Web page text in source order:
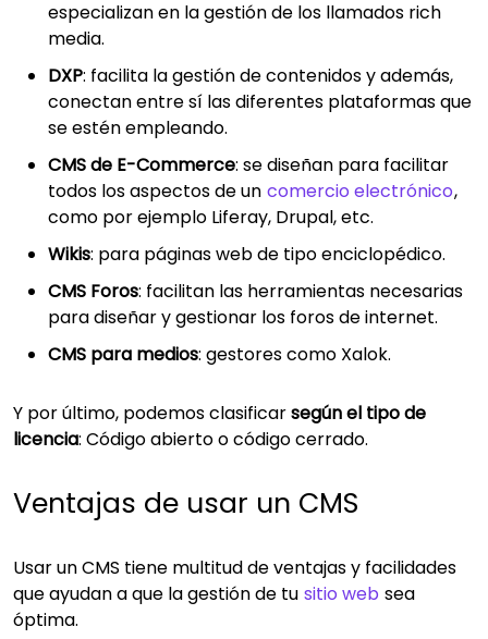
especializan en la gestión de los llamados rich
media.
DXP: facilita la gestión de contenidos y además,
conectan entre sí las diferentes plataformas que
se estén empleando.
CMS de E-Commerce: se diseñan para facilitar
todos los aspectos de un comercio electrónico,
como por ejemplo Liferay, Drupal, etc.
Wikis: para páginas web de tipo enciclopédico.
CMS Foros: facilitan las herramientas necesarias
para diseñar y gestionar los foros de internet.
CMS para medios: gestores como Xalok.
Y por último, podemos clasificarsegún el tipo de
licencia: Código abierto o código cerrado.
Ventajas de usar un CMS
Usar un CMS tiene multitud de ventajas y facilidades
que ayudan a que la gestión de tu sitio web sea
óptima.